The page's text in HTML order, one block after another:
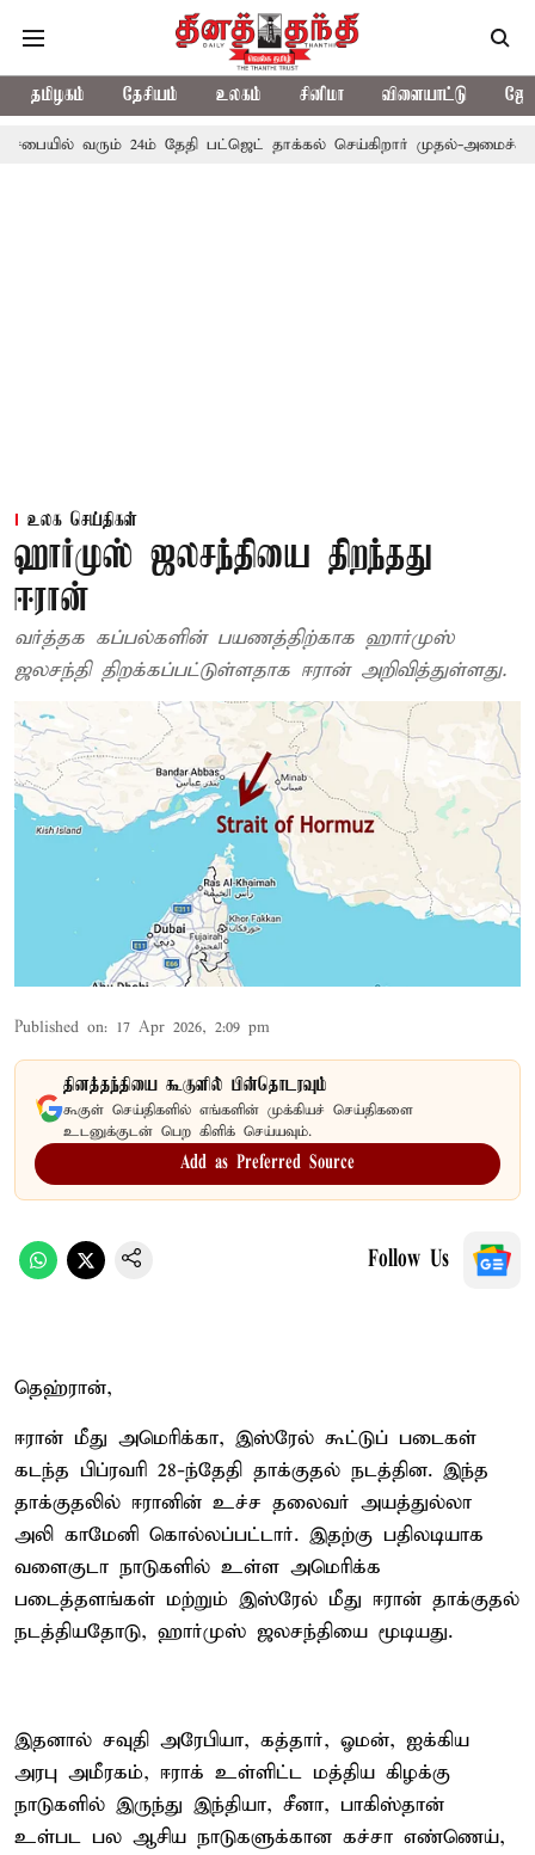
தமிழகம் தேசியம் உலகம் சினிமா விளையாட்டு
24ம் தேதி பட்ஜெட் தாக்கல் செய்கிறார் முதல்-அமைச்சர் ரங்கசாமி
உலக செய்திகள்
ஹார்முஸ் ஜலசந்தியை திறந்தது
ஈரான்
வர்த்தக கப்பல்களின் பயணத்திற்காக ஹார்முஸ்
ஜலசந்தி திறக்கப்பட்டுள்ளதாக ஈரான் அறிவித்துள்ளது.
Published on: 17 Apr 2026, 2:09 pm
தினத்தந்தியை கூகுளில் பின்தொடரவும்
கூகுள் செய்திகளில் எங்களின் முக்கியச் செய்திகளை
உடனுக்குடன் பெற கிளிக் செய்யவும்.
Add as Preferred Source
Follow Us
தெஹ்ரான்,
ஈரான் மீது அமெரிக்கா, இஸ்ரேல் கூட்டுப் படைகள்
கடந்த பிப்ரவரி 28-ந்தேதி தாக்குதல் நடத்தின. இந்த
தாக்குதலில் ஈரானின் உச்ச தலைவர் அயத்துல்லா
அலி காமேனி கொல்லப்பட்டார். இதற்கு பதிலடியாக
வளைகுடா நாடுகளில் உள்ள அமெரிக்க
படைத்தளங்கள் மற்றும் இஸ்ரேல் மீது ஈரான் தாக்குதல்
நடத்தியதோடு, ஹார்முஸ் ஜலசந்தியை மூடியது.
இதனால் சவுதி அரேபியா, கத்தார், ஓமன், ஐக்கிய
அரபு அமீரகம், ஈராக் உள்ளிட்ட மத்திய கிழக்கு
நாடுகளில் இருந்து இந்தியா, சீனா, பாகிஸ்தான்
உள்பட பல ஆசிய நாடுகளுக்கான கச்சா எண்ணெய்,